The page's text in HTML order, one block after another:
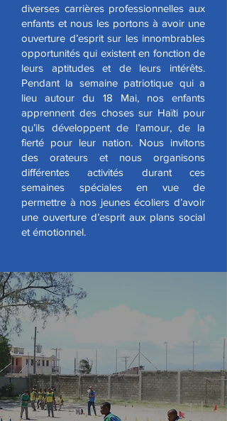
diverses carrières professionnelles aux
enfants et nous les portons à avoir une
ouverture d’esprit sur les innombrables
opportunités qui existent en fonction de
leurs aptitudes et de leurs intérêts.
Pendant la semaine patriotique qui a
lieu autour du 18 Mai, nos enfants
apprennent des choses sur Haïti pour
qu’ils développent de l’amour, de la
fierté pour leur nation. Nous invitons
des orateurs et nous organisons
différentes activités durant ces
semaines spéciales en vue de
permettre à nos jeunes écoliers d’avoir
une ouverture d’esprit aux plans social
et émotionnel.